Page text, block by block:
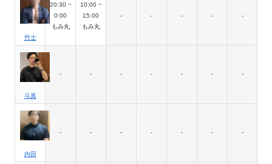
竹士
20:30 ~
0:00
もみ丸
10:00 ~
15:00
もみ丸
- - - - -
斗真
- - - - - - -
内田
- - - - - - -